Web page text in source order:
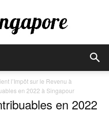
l’Impôt sur le Revenu à
en 2022 à Singapour
en 2022